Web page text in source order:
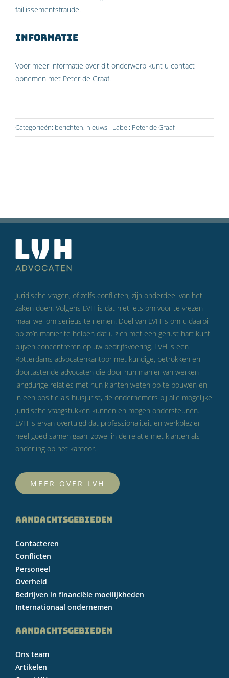
faillissementsfraude.
Informatie
Voor meer informatie over dit onderwerp kunt u contact
opnemen met Peter de Graaf.
Categorieën: berichten, nieuws Label: Peter de Graaf
Juridische vragen, of zelfs conflicten, zijn onderdeel van het
zaken doen. Volgens LVH is dat niet iets om voor te vrezen
maar wel om serieus te nemen. Doel van LVH is om u daarbij
op zo’n manier te helpen dat u zich met een gerust hart kunt
blijven concentreren op uw bedrijfsvoering. LVH is een
Rotterdams advocatenkantoor met kundige, betrokken en
doortastende advocaten die door hun manier van werken
langdurige relaties met hun klanten weten op te bouwen en,
in een positie als huisjurist, de ondernemers bij alle mogelijke
juridische vraagstukken kunnen en mogen ondersteunen.
LVH is ervan overtuigd dat professionaliteit en werkplezier
heel goed samen gaan, zowel in de relatie met klanten als
onderling op het kantoor.
MEER OVER LVH
AANDACHTSGEBIEDEN
Contacteren
Conflicten
Personeel
Overheid
Bedrijven in financiële moeilijkheden
Internationaal ondernemen
AANDACHTSGEBIEDEN
Ons team
Artikelen